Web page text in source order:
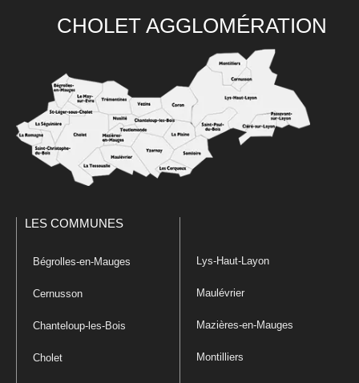
CHOLET AGGLOMÉRATION
LES COMMUNES
Bégrolles-en-Mauges
Cernusson
Chanteloup-les-Bois
Cholet
Lys-Haut-Layon
Maulévrier
Mazières-en-Mauges
Montilliers